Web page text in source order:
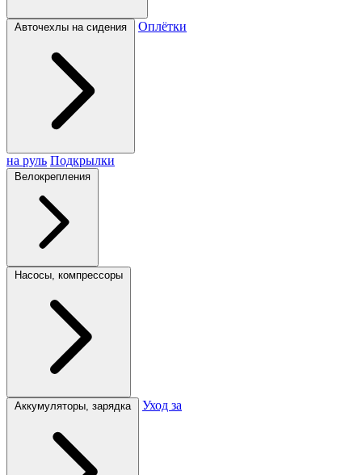
Авточехлы на сидения Оплётки
на руль Подкрылки
Велокрепления
Насосы, компрессоры
Аккумуляторы, зарядка Уход за